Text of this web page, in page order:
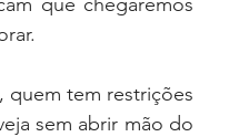
quem tem restrições
sem abrir mão do